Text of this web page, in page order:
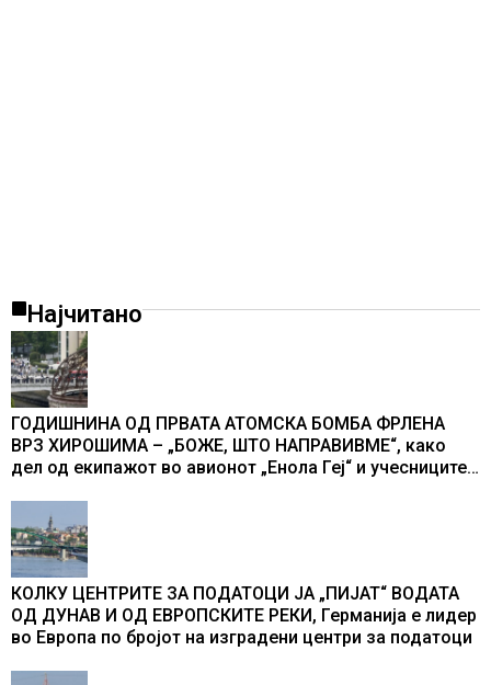
Најчитано
ГОДИШНИНА ОД ПРВАТА АТОМСКА БОМБА ФРЛЕНА
ВРЗ ХИРОШИМА – „БОЖЕ, ШТО НАПРАВИВМЕ“, како
дел од екипажот во авионот „Енола Геј“ и учесниците
промени текот на историјата
КОЛКУ ЦЕНТРИТЕ ЗА ПОДАТОЦИ ЈА „ПИЈАТ“ ВОДАТА
ОД ДУНАВ И ОД ЕВРОПСКИТЕ РЕКИ, Германија е лидер
во Европа по бројот на изградени центри за податоци